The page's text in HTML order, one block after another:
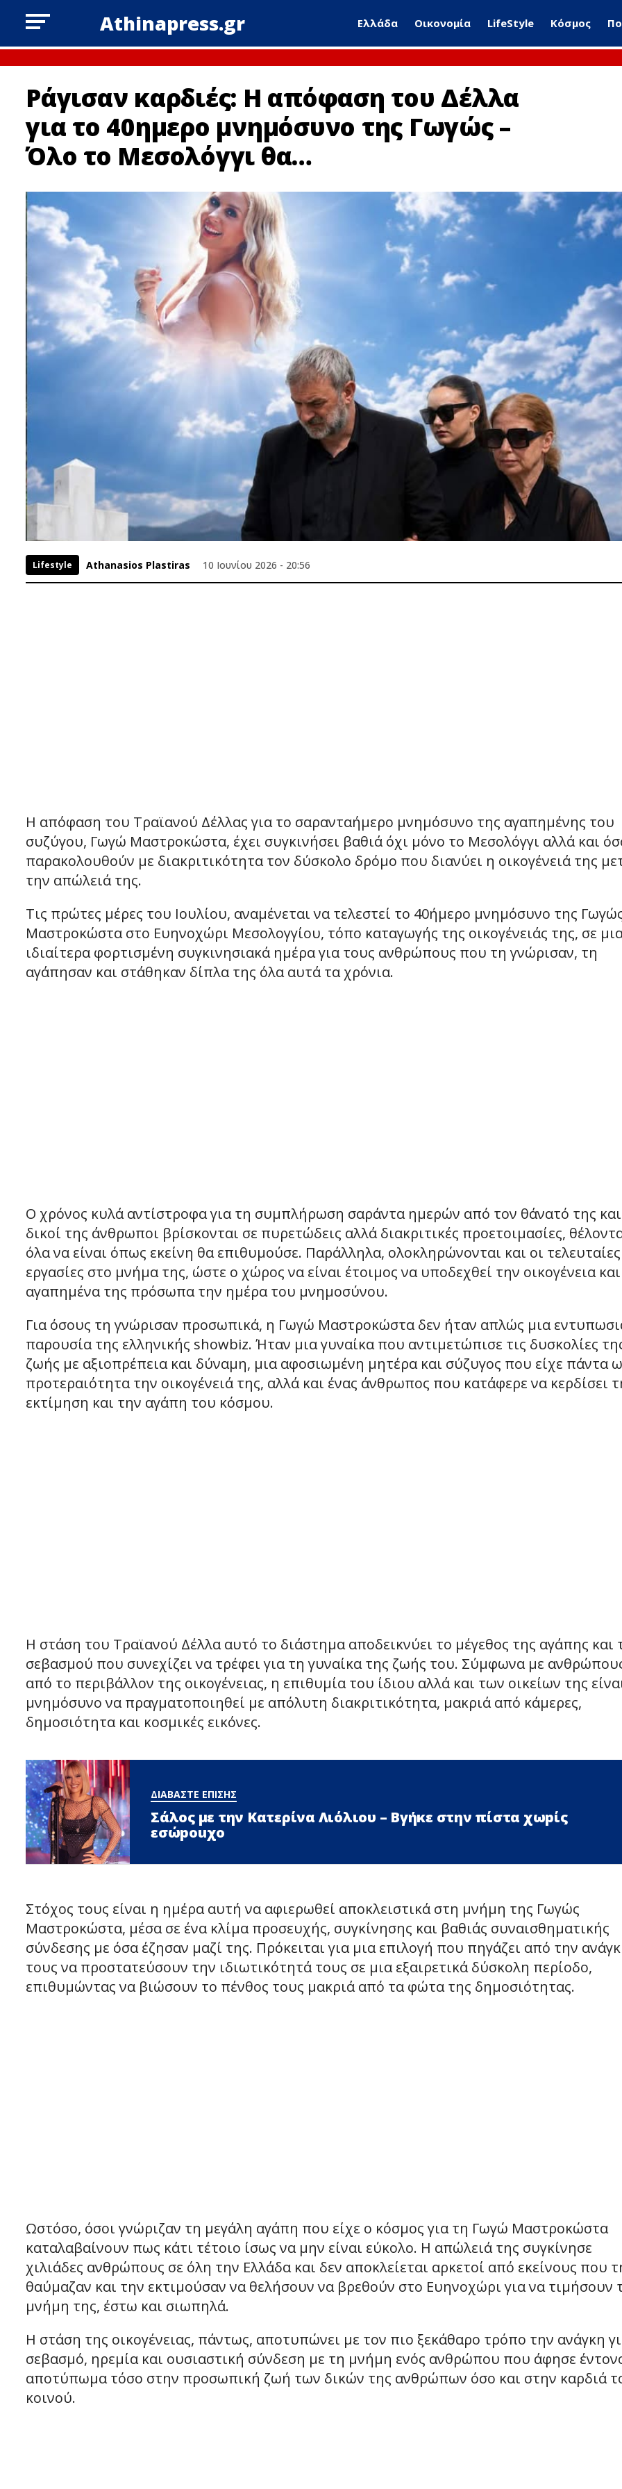
Athinapress.gr Ελλάδα Οικονομία LifeStyle Κόσμος
Ράγισαν καρδιές: H απόφαση του Δέλλα
για το 40ημερο μνημόσυνο της Γωγώς –
Όλο το Μεσολόγγι θα…
Lifestyle Athanasios Plastiras 10 Ιουνίου 2026 - 20:56
Η απόφαση του Τραϊανού Δέλλας για το σαρανταήμερο μνημόσυνο της αγαπημένης του
συζύγου, Γωγώ Μαστροκώστα, έχει συγκινήσει βαθιά όχι μόνο το Μεσολόγγι αλλά και
παρακολουθούν με διακριτικότητα τον δύσκολο δρόμο που διανύει η οικογένειά της
την απώλειά της.
Τις πρώτες μέρες του Ιουλίου, αναμένεται να τελεστεί το 40ήμερο μνημόσυνο της
Μαστροκώστα στο Ευηνοχώρι Μεσολογγίου, τόπο καταγωγής της οικογένειάς της, σε
ιδιαίτερα φορτισμένη συγκινησιακά ημέρα για τους ανθρώπους που τη γνώρισαν, τη
αγάπησαν και στάθηκαν δίπλα της όλα αυτά τα χρόνια.
Ο χρόνος κυλά αντίστροφα για τη συμπλήρωση σαράντα ημερών από τον θάνατό της και
δικοί της άνθρωποι βρίσκονται σε πυρετώδεις αλλά διακριτικές προετοιμασίες,
όλα να είναι όπως εκείνη θα επιθυμούσε. Παράλληλα, ολοκληρώνονται και οι τελευταίες
εργασίες στο μνήμα της, ώστε ο χώρος να είναι έτοιμος να υποδεχθεί την οικογένεια
αγαπημένα της πρόσωπα την ημέρα του μνημοσύνου.
Για όσους τη γνώρισαν προσωπικά, η Γωγώ Μαστροκώστα δεν ήταν απλώς μια
παρουσία της ελληνικής showbiz. Ήταν μια γυναίκα που αντιμετώπισε τις δυσκολίες
ζωής με αξιοπρέπεια και δύναμη, μια αφοσιωμένη μητέρα και σύζυγος που είχε πάντα
προτεραιότητα την οικογένειά της, αλλά και ένας άνθρωπος που κατάφερε να κερδίσει
εκτίμηση και την αγάπη του κόσμου.
Η στάση του Τραϊανού Δέλλα αυτό το διάστημα αποδεικνύει το μέγεθος της αγάπης και
σεβασμού που συνεχίζει να τρέφει για τη γυναίκα της ζωής του. Σύμφωνα με
από το περιβάλλον της οικογένειας, η επιθυμία του ίδιου αλλά και των οικείων της
μνημόσυνο να πραγματοποιηθεί με απόλυτη διακριτικότητα, μακριά από κάμερες,
δημοσιότητα και κοσμικές εικόνες.
ΔΙΑΒΑΣΤΕ ΕΠΙΣΗΣ
Σάλος με την Κατερίνα Λιόλιου – Βγήκε στην πίστα χωpίς
εσώpοuχο
Στόχος τους είναι η ημέρα αυτή να αφιερωθεί αποκλειστικά στη μνήμη της Γωγώς
Μαστροκώστα, μέσα σε ένα κλίμα προσευχής, συγκίνησης και βαθιάς συναισθηματικής
σύνδεσης με όσα έζησαν μαζί της. Πρόκειται για μια επιλογή που πηγάζει από την
τους να προστατεύσουν την ιδιωτικότητά τους σε μια εξαιρετικά δύσκολη περίοδο,
επιθυμώντας να βιώσουν το πένθος τους μακριά από τα φώτα της δημοσιότητας.
Ωστόσο, όσοι γνώριζαν τη μεγάλη αγάπη που είχε ο κόσμος για τη Γωγώ Μαστροκώστα
καταλαβαίνουν πως κάτι τέτοιο ίσως να μην είναι εύκολο. Η απώλειά της συγκίνησε
χιλιάδες ανθρώπους σε όλη την Ελλάδα και δεν αποκλείεται αρκετοί από εκείνους που
θαύμαζαν και την εκτιμούσαν να θελήσουν να βρεθούν στο Ευηνοχώρι για να τιμήσουν
μνήμη της, έστω και σιωπηλά.
Η στάση της οικογένειας, πάντως, αποτυπώνει με τον πιο ξεκάθαρο τρόπο την ανάγκη
σεβασμό, ηρεμία και ουσιαστική σύνδεση με τη μνήμη ενός ανθρώπου που άφησε
αποτύπωμα τόσο στην προσωπική ζωή των δικών της ανθρώπων όσο και στην καρδιά
κοινού.